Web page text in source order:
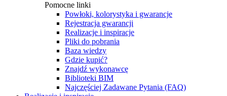
Pomocne linki
Powłoki, kolorystyka i gwarancje
Rejestracja gwarancji
Realizacje i inspiracje
Pliki do pobrania
Baza wiedzy
Gdzie kupić?
Znajdź wykonawcę
Biblioteki BIM
Najczęściej Zadawane Pytania (FAQ)